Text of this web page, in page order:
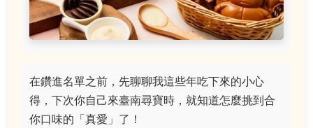
在鑽進名單之前，先聊聊我這些年吃下來的小心
得，下次你自己來臺南尋寶時，就知道怎麼挑到合
你口味的「真愛」了！